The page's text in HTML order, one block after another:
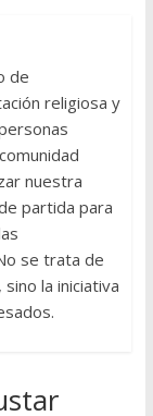
de
religiosa y
nuestra
partida para
se trata de
la iniciativa